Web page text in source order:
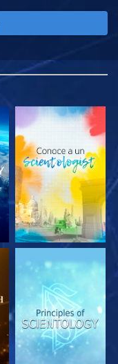
EXPLORA LAS
SERIES